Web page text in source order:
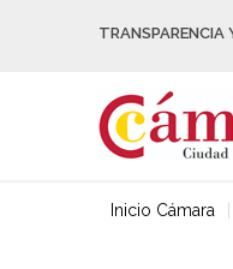
TRANSPARENCIA
Inicio Cámara